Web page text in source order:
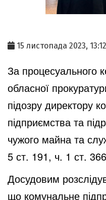
15 листопада 2023, 13:12
За процесуального
обласної
підозру директору
підприємства та
чужого майна та
5 ст. 191, ч. 1 ст.
Досудовим
що комунальне